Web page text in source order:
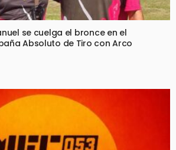
se cuelga el bronce en el
Absoluto de Tiro con Arco